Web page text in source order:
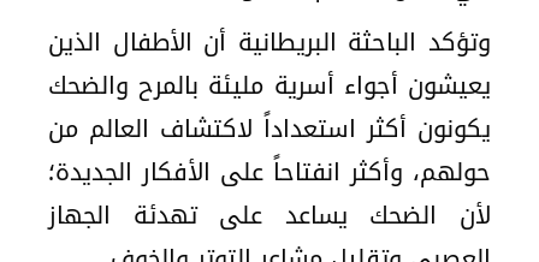
وتؤكد الباحثة البريطانية أن الأطفال الذين
يعيشون أجواء أسرية مليئة بالمرح والضحك
يكونون أكثر استعداداً لاكتشاف العالم من
حولهم، وأكثر انفتاحاً على الأفكار الجديدة؛
لأن الضحك يساعد على تهدئة الجهاز